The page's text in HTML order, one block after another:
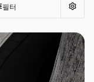
필터